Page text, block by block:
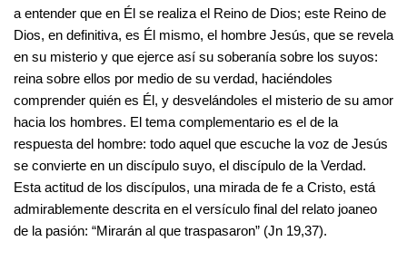
a entender que en Él se realiza el Reino de Dios; este Reino de
Dios, en definitiva, es Él mismo, el hombre Jesús, que se revela
en su misterio y que ejerce así su soberanía sobre los suyos:
reina sobre ellos por medio de su verdad, haciéndoles
comprender quién es Él, y desvelándoles el misterio de su amor
hacia los hombres. El tema complementario es el de la
respuesta del hombre: todo aquel que escuche la voz de Jesús
se convierte en un discípulo suyo, el discípulo de la Verdad.
Esta actitud de los discípulos, una mirada de fe a Cristo, está
admirablemente descrita en el versículo final del relato joaneo
de la pasión: “Mirarán al que traspasaron” (Jn 19,37).